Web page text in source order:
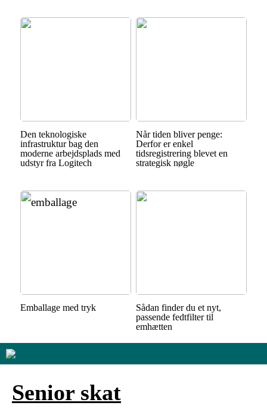
Den teknologiske
infrastruktur bag den
moderne arbejdsplads med
udstyr fra Logitech
Når tiden bliver penge:
Derfor er enkel
tidsregistrering blevet en
strategisk nøgle
Emballage med tryk
Sådan finder du et nyt,
passende fedtfilter til
emhætten
Senior skat